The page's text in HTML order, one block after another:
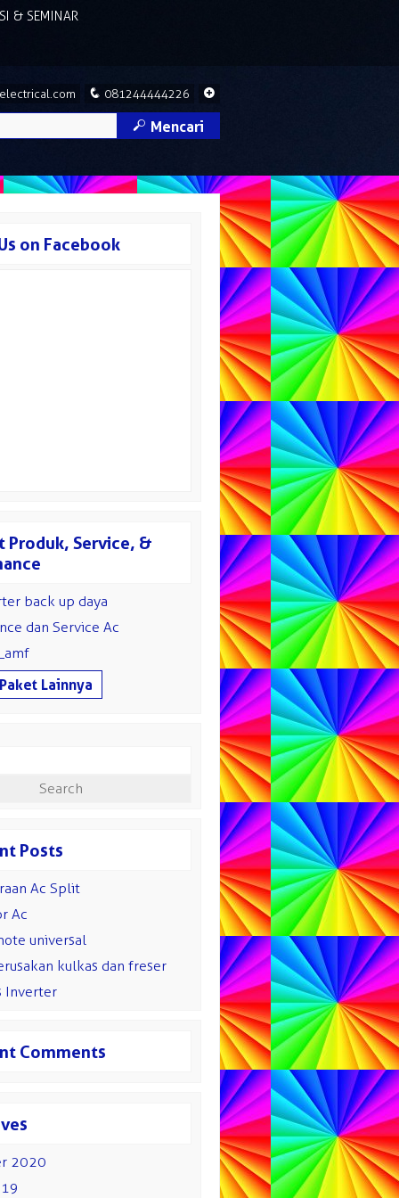
& SEMINAR
+
q 081244444226
M Mencari
on Facebook
Produk, Service, &
back up daya
dan Service Ac
Lainnya
Posts
Ac Split
Ac
universal
kulkas dan freser
Inverter
Comments
2020